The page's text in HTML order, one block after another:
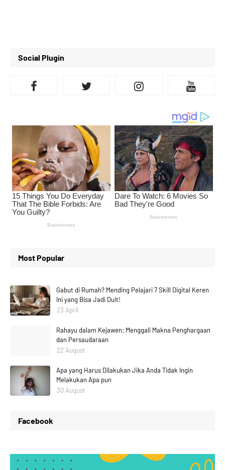
Social Plugin
Most Popular
Gabut di Rumah? Mending Pelajari 7 Skill Digital Keren
Ini yang Bisa Jadi Duit!
23 April
Rahayu dalam Kejawen: Menggali Makna Penghargaan
dan Persaudaraan
22 August
Apa yang Harus Dilakukan Jika Anda Tidak Ingin
Melakukan Apa pun
30 August
Facebook